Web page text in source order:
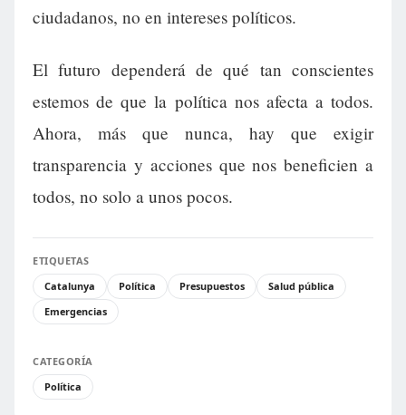
ciudadanos, no en intereses políticos.
El futuro dependerá de qué tan conscientes
estemos de que la política nos afecta a todos.
Ahora, más que nunca, hay que exigir
transparencia y acciones que nos beneficien a
todos, no solo a unos pocos.
ETIQUETAS
Catalunya
Política Presupuestos
Salud pública
Emergencias
CATEGORÍA
Política